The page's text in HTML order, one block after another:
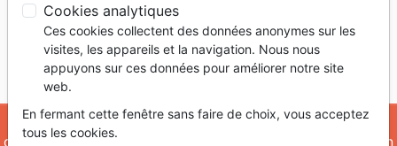
Découverte de la foi
Filtrer tune
Livres
d'évangélisation
Evangelisation
Conseil
d'évangélisation
Cookies analytiques
Ces cookies collectent des données anonymes sur les
visites, les appareils et la navigation. Nous nous
appuyons sur ces données pour améliorer notre site
web.
En fermant cette fenêtre sans faire de choix, vous acceptez
tous les cookies.